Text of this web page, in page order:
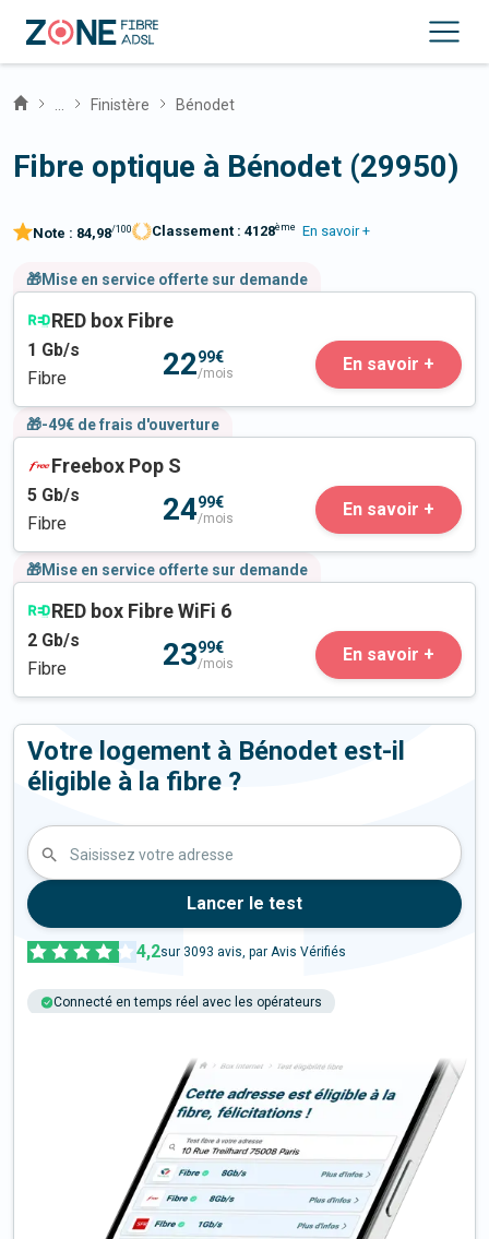
Finistère Bénodet
Fibre optique à Bénodet (29950)
Note : 84,98/100 Classement : 4128ème En savoir +
🎁Mise en service offerte sur demande
RED box Fibre
1 Gb/s
Fibre
2299€
/mois En savoir +
🎁-49€ de frais d'ouverture
Freebox Pop S
5 Gb/s
Fibre
2499€
/mois En savoir +
🎁Mise en service offerte sur demande
RED box Fibre WiFi 6
2 Gb/s
Fibre
2399€
/mois En savoir +
Votre logement à Bénodet est-il
éligible à la fibre ?
Saisissez votre adresse
Lancer le test
4,2sur 3093 avis, par Avis Vérifiés
Connecté en temps réel avec les opérateurs